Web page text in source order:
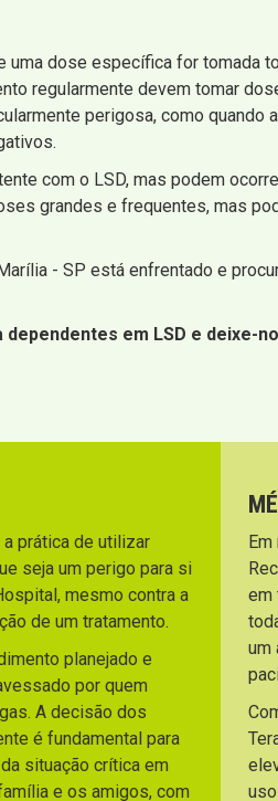
dose específica for tomada
regularmente devem tomar
perigosa, como
com o LSD, mas podem
grandes e frequentes, mas
- SP está enfrentado e
em LSD e deixe-
prática de utilizar
seja um perigo para si
mesmo contra a
de um tratamento.
planejado e
por quem
A decisão dos
é fundamental para
situação crítica em
e os amigos, com
em
um